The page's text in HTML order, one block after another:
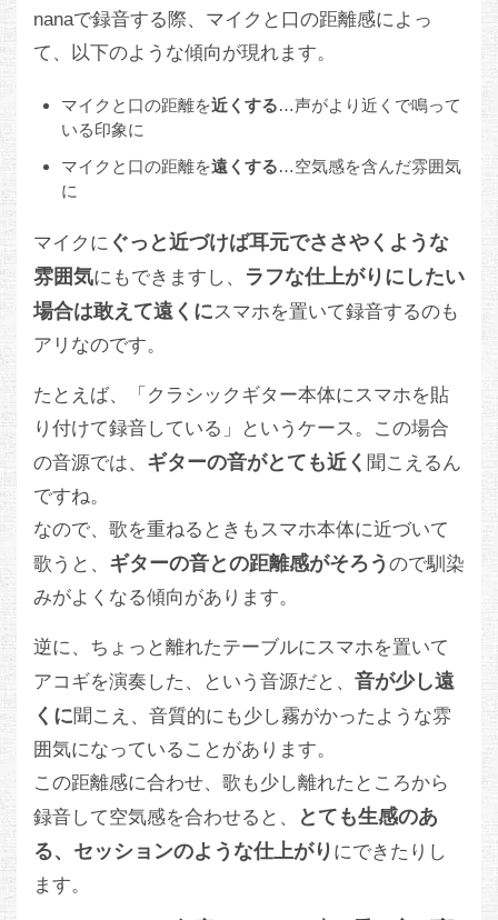
nanaで録音する際、マイクと口の距離感によっ
て、以下のような傾向が現れます。
マイクと口の距離を近くする…声がより近くで鳴って
いる印象に
マイクと口の距離を遠くする…空気感を含んだ雰囲気
に
マイクに ぐっと近づけば耳元でささやくような
雰囲気にもできますし、
ラフな仕上がりにしたい
場合は敢えて遠くにスマホを置いて録音するのも
アリなのです。
たとえば、「クラシックギター本体にスマホを貼
り付けて録音している」というケース。この場合
の音源では、 ギターの音がとても近く 聞こえるん
ですね。
なので、歌を重ねるときもスマホ本体に近づいて
歌うと、 ギターの音との距離感がそろう ので馴染
みがよくなる傾向があります。
逆に、ちょっと離れたテーブルにスマホを置いて
アコギを演奏した、という音源だと、 音が少し遠
くに聞こえ、音質的にも少し霧がかったような雰
囲気になっていることがあります。
この距離感に合わせ、歌も少し離れたところから
録音して空気感を合わせると、
とても生感のあ
る、セッションのような仕上がり にできたりし
ます。